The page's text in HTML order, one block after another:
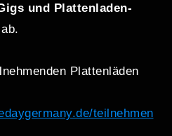
und Plattenladen-
Plattenläden
teilnehmen